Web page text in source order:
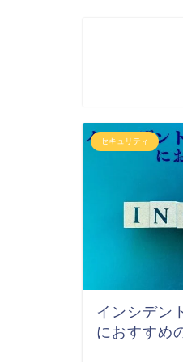
セキュリティ
インシデン
におすすめ